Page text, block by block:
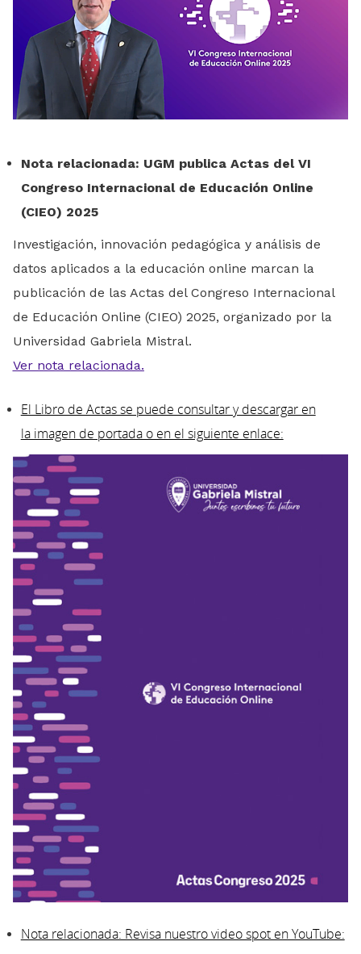
Nota relacionada: UGM publica Actas del VI
Congreso Internacional de Educación Online
(CIEO) 2025
Investigación, innovación pedagógica y análisis de
datos aplicados a la educación online marcan la
publicación de las Actas del Congreso Internacional
de Educación Online (CIEO) 2025, organizado por la
Universidad Gabriela Mistral.
Ver nota relacionada.
El Libro de Actas se puede consultar y descargar en
la imagen de portada o en el siguiente enlace:
Nota relacionada: Revisa nuestro video spot en YouTube: